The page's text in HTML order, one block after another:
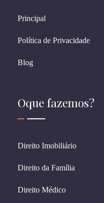
Principal
Política de Privacidade
Blog
Oque fazemos?
Direito Imobiliário
Direito da Família
Direito Médico